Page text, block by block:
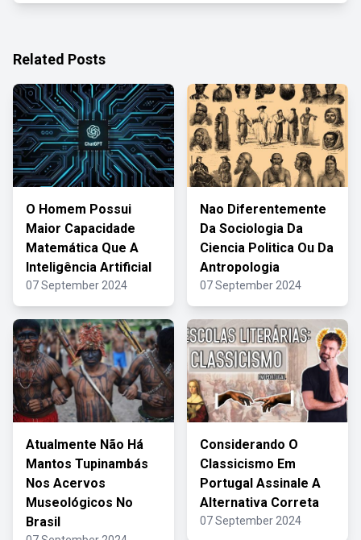
Related Posts
O Homem Possui
Maior Capacidade
Matemática Que A
Inteligência Artificial
07 September 2024
Nao Diferentemente
Da Sociologia Da
Ciencia Politica Ou Da
Antropologia
07 September 2024
Atualmente Não Há
Mantos Tupinambás
Nos Acervos
Museológicos No
Brasil
Considerando O
Classicismo Em
Portugal Assinale A
Alternativa Correta
07 September 2024